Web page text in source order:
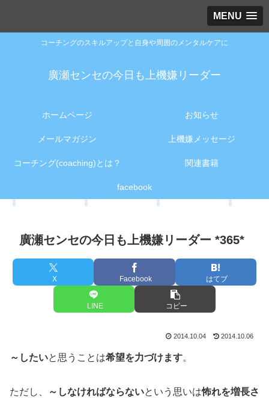
MENU
コーチングのスキルアップと自身や周囲のメンタルケアに
廣瀬センセの今日も上機嫌リーダー
ホームページ お知らせ
メールマガジン 上機嫌メッセージ
コーチング(coaching)とは？ 関連書籍
facebook
廣瀬センセの今日も上機嫌リーダー *365*
X Facebook はてブ
LINE コピー
2014.10.04 2014.10.06
～したいと思うことは希望を力づけます。
ただし、 ～しなければならないという思いは怖れを増長さ